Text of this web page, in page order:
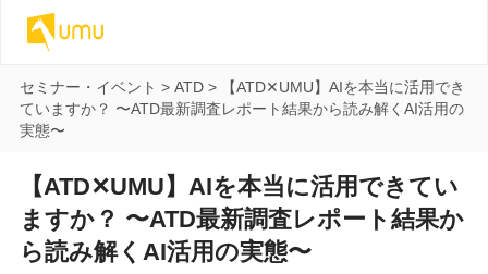
セミナー・イベント > ATD>
【ATD✕UMU】AIを本当に活用でき
ていますか？ 〜ATD最新調査レポート結果から読み解くAI活用の
実態〜
【ATD✕UMU】AIを本当に活用できてい
ますか？ 〜ATD最新調査レポート結果か
ら読み解くAI活用の実態〜